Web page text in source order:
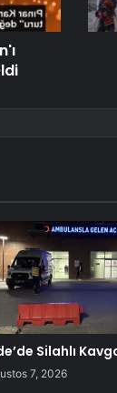
Silahlı
7, 2026